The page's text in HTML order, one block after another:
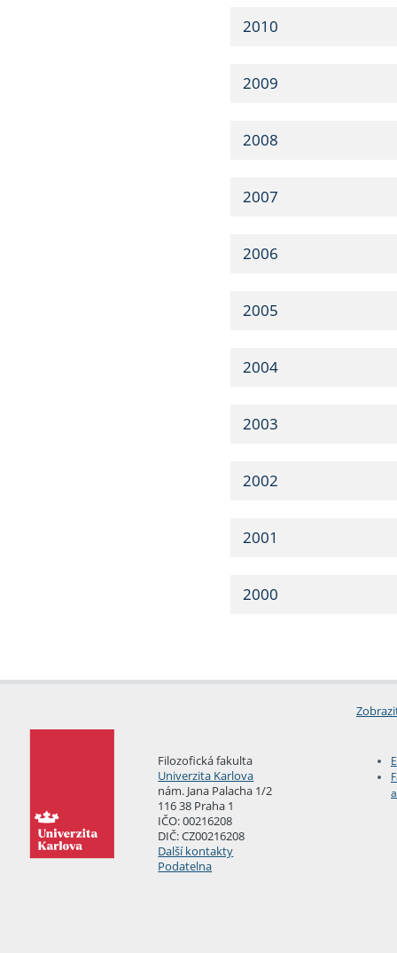
2010
2009
2008
2007
2006
2005
2004
2003
2002
2001
2000
Filozofická fakulta
Univerzita Karlova
nám. Jana Palacha 1/2
116 38 Praha 1
IČO: 00216208
DIČ: CZ00216208
Další kontakty
Podatelna